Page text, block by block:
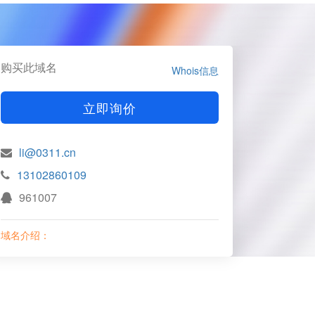
购买此域名 Whois信息
立即询价
li@0311.cn
13102860109
961007
域名介绍：